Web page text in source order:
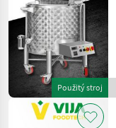
Použitý stroj